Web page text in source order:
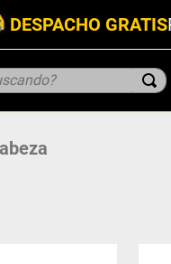
DESPACHO GRATIS